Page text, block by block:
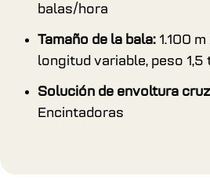
balas/hora
Tamaño de la bala: 1.100
longitud variable, peso 1,5
Solución de envoltura
Encintadoras